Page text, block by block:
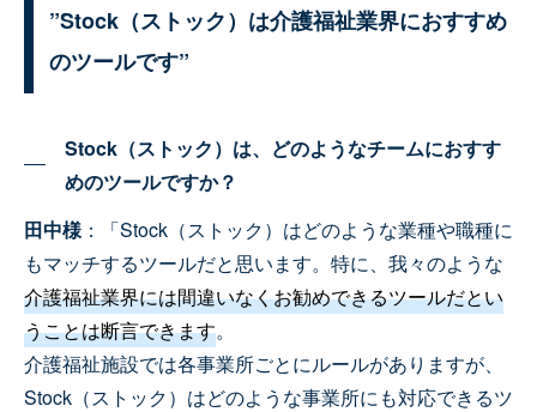
”Stock（ストック）は介護福祉業界におすすめ
のツールです”
Stock（ストック）は、どのようなチームにおすす
めのツールですか？
田中様：「Stock（ストック）はどのような業種や職種に
もマッチするツールだと思います。特に、我々のような
介護福祉業界には間違いなくお勧めできるツールだとい
うことは断言できます。
介護福祉施設では各事業所ごとにルールがありますが、
Stock（ストック）はどのような事業所にも対応できるツ